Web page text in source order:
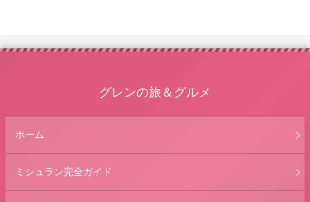
グレンの旅＆グルメ
ホーム
ミシュラン完全ガイド